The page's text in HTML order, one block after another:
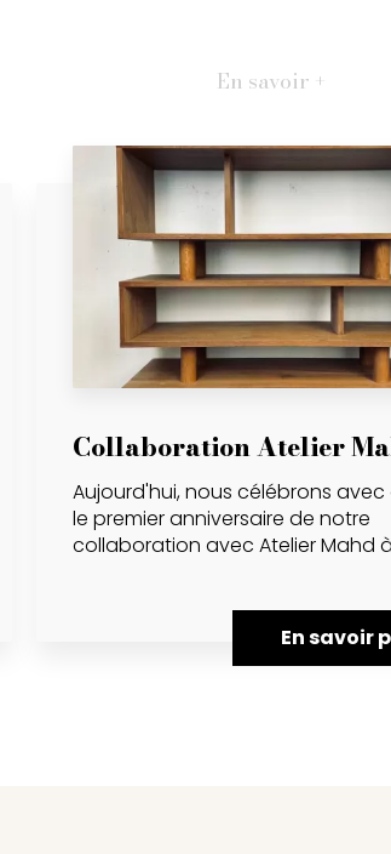
En savoir +
Collaboration Atelier
Aujourd'hui, nous célébrons
le premier anniversaire de notre
collaboration avec Atelier Mahd à
En savoir